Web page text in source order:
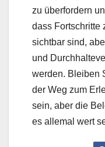
zu überfordern
dass Fortschritte
sichtbar sind,
und
werden. Bleiben
der Weg zum
sein, aber die
es allemal wert